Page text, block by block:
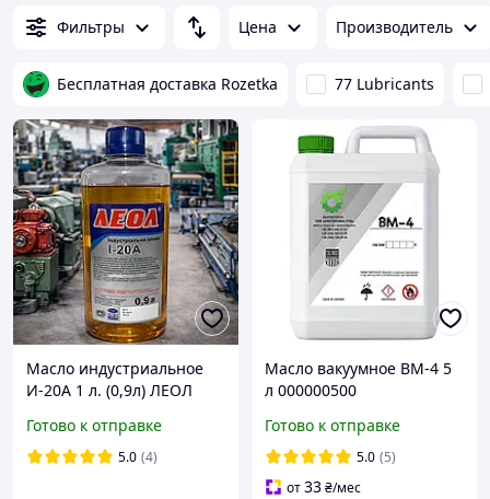
Фильтры Цена Производитель
Бесплатная доставка Rozetka 77 Lubricants
Масло индустриальное
И-20А 1 л. (0,9л) ЛЕОЛ
Готово к отправке
5.0 (4)
Масло вакуумное ВМ-4 5
л 000000500
Готово к отправке
5.0 (5)
от33₴/мес